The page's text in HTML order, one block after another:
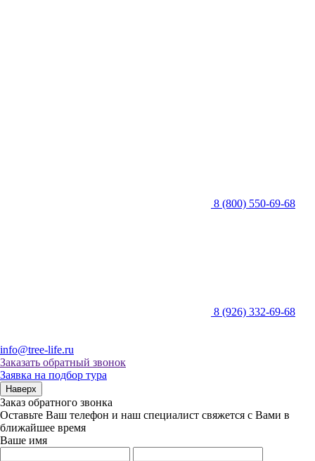
8 (800) 550-69-68
8 (926) 332-69-68
info@tree-life.ru
Заказать обратный звонок
Заявка на подбор тура
Наверх
Заказ обратного звонка
Оставьте Ваш телефон и наш специалист свяжется с Вами в
ближайшее время
Ваше имя